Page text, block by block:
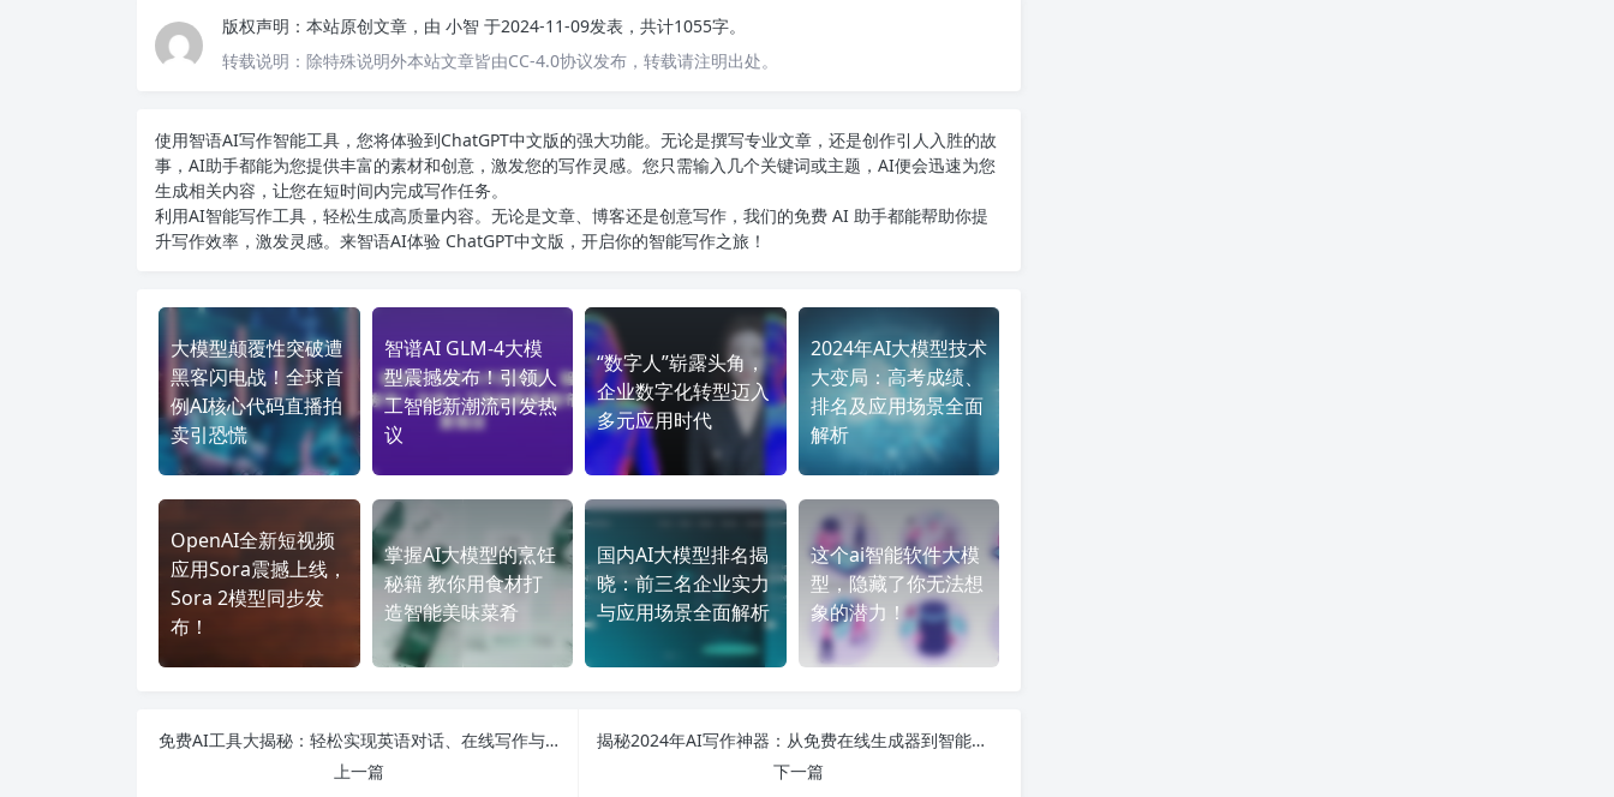
版权声明： 本站原创文章，由 小智 于2024-11-09发表，共计1055字。
转载说明： 除特殊说明外本站文章皆由CC-4.0协议发布，转载请注明出处。
使用智语AI写作智能工具，您将体验到ChatGPT中文版的强大功能。无论是撰写专业文章，还是创作引人入胜的故
事，AI助手都能为您提供丰富的素材和创意，激发您的写作灵感。您只需输入几个关键词或主题，AI便会迅速为您
生成相关内容，让您在短时间内完成写作任务。
利用AI智能写作工具，轻松生成高质量内容。无论是文章、博客还是创意写作，我们的免费 AI 助手都能帮助你提
升写作效率，激发灵感。来智语AI体验 ChatGPT中文版 ，开启你的智能写作之旅！
大模型颠覆性突破遭
黑客闪电战！全球首
例AI核心代码直播拍
卖引恐慌
智谱AI GLM-4大模
型震撼发布！引领人
工智能新潮流引发热
议
“数字人”崭露头角，
企业数字化转型迈入
多元应用时代
2024年AI大模型技术
大变局：高考成绩、
排名及应用场景全面
解析
OpenAI全新短视频
应用Sora震撼上线，
Sora 2模型同步发
布！
掌握AI大模型的烹饪
秘籍 教你用食材打
造智能美味菜肴
国内AI大模型排名揭
晓：前三名企业实力
与应用场景全面解析
这个ai智能软件大模
型，隐藏了你无法想
象的潜力！
免费AI工具大揭秘：轻松实现英语对话、在线写作与智能创作的最佳软件推荐
上一篇
揭秘2024年AI写作神器：从免费在线生成器到智能助手，提升写作效率的最佳选择！
下一篇